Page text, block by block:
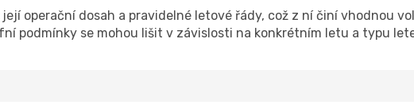
operační dosah a pravidelné letové řády, což z ní činí vhodnou
podmínky se mohou lišit v závislosti na konkrétním letu a typu